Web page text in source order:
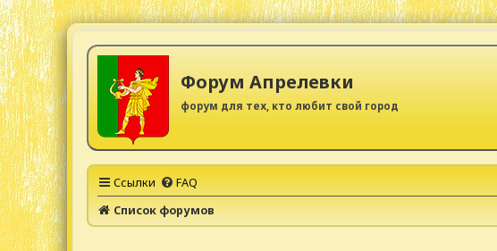
Форум Апрелевки
форум для тех, кто любит свой город
Ссылки FAQ
Список форумов